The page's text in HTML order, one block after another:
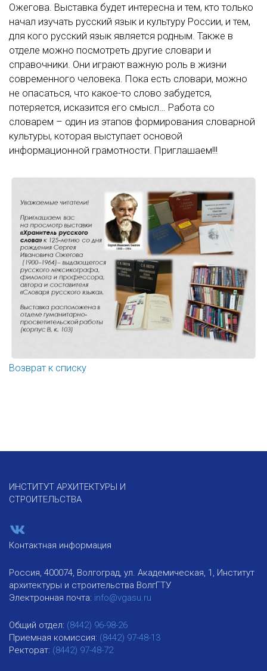
Ожегова. Выставка будет интересна и тем, кто только
начал изучать русский язык и культуру России, и тем,
для кого русский язык является родным. Также в
отделе можно посмотреть другие словари и
справочники. Они играют важную роль в жизни
современного человека. Пока есть словари, можно
не опасаться, что какое-то слово забудется,
потеряется, исказится его смысл… Работа со
словарем – один из этапов формирования словарной
культуры, которая выступает основой
информационной грамотности. Приглашаем!!!
Возврат к списку
ИНСТИТУТ АРХИТЕКТУРЫ И
СТРОИТЕЛЬСТВА
Контактная информация
Россия, 400074, Волгоград, ул. Академическая, 1, Институт
архитектуры и строительства ВолгГТУ
Электронная почта: info@vgasu.ru
Общий отдел: (8442) 96-98-26
Приемная комиссия: (8442) 97-48-13
Ректорат: (8442) 97-48-72